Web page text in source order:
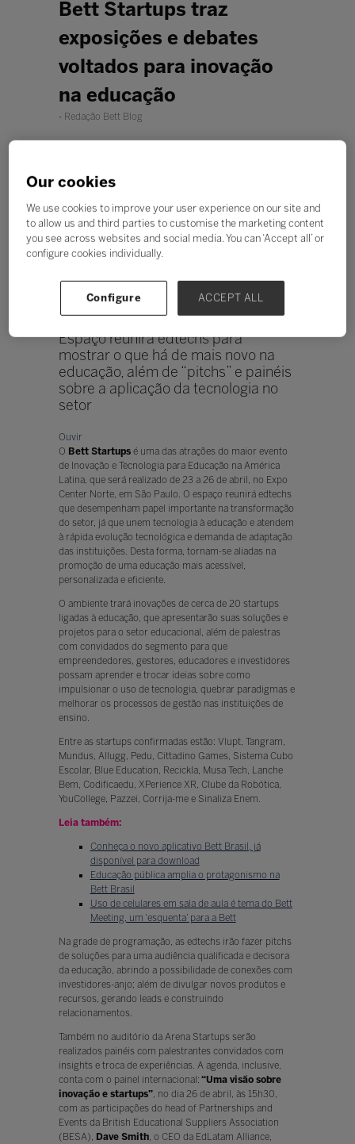
Bett Startups traz
exposições e debates
voltados para inovação
na educação
Redação Bett Blog
Espaço reunirá edtechs para
mostrar o que há de mais novo na
educação, além de “pitchs” e painéis
sobre a aplicação da tecnologia no
setor
Ouvir
O Bett Startupsé uma das atrações do maior evento
de Inovação e Tecnologia para Educação na América
Latina, que será realizado de 23 a 26 de abril, no Expo
Center Norte, em São Paulo. O espaço reunirá edtechs
que desempenham papel importante na transformação
do setor, já que unem tecnologia à educação e atendem
à rápida evolução tecnológica e demanda de adaptação
das instituições. Desta forma, tornam-se aliadas na
promoção de uma educação mais acessível,
personalizada e eficiente.
O ambiente trará inovações de cerca de 20 startups
ligadas à educação, que apresentarão suas soluções e
projetos para o setor educacional, além de palestras
com convidados do segmento para que
empreendedores, gestores, educadores e investidores
possam aprender e trocar ideias sobre como
impulsionar o uso de tecnologia, quebrar paradigmas e
melhorar os processos de gestão nas instituições de
ensino.
Entre as startups confirmadas estão: Vlupt, Tangram,
Mundus, Allugg, Pedu, Cittadino Games, Sistema Cubo
Escolar, Blue Education, Recickla, Musa Tech, Lanche
Bem, Codificaedu, XPerience XR, Clube da Robótica,
YouCollege, Pazzei, Corrija-me e Sinaliza Enem.
Leia também:
Conheça o novo aplicativo Bett Brasil, já
disponível para download
Educação pública amplia o protagonismo na
Bett Brasil
Uso de celulares em sala de aula é tema do Bett
Meeting, um ‘esquenta’ para a Bett
Na grade de programação, as edtechs irão fazer pitchs
de soluções para uma audiência qualificada e decisora
da educação, abrindo a possibilidade de conexões com
investidores-anjo; além de divulgar novos produtos e
recursos, gerando leads e construindo
relacionamentos.
Também no auditório da Arena Startups serão
realizados painéis com palestrantes convidados com
insights e troca de experiências. A agenda, inclusive,
conta com o painel internacional: “Uma visão sobre
inovação e startups”, no dia 26 de abril, às 15h30,
com as participações do head of Partnerships and
Events da British Educational Suppliers Association
(BESA), Dave Smith, o CEO da EdLatam Alliance,
Our cookies
We use cookies to improve your user experience on our site and
to allow us and third parties to customise the marketing content
you see across websites and social media. You can ‘Accept all’ or
configure cookies individually.
Configure ACCEPT ALL